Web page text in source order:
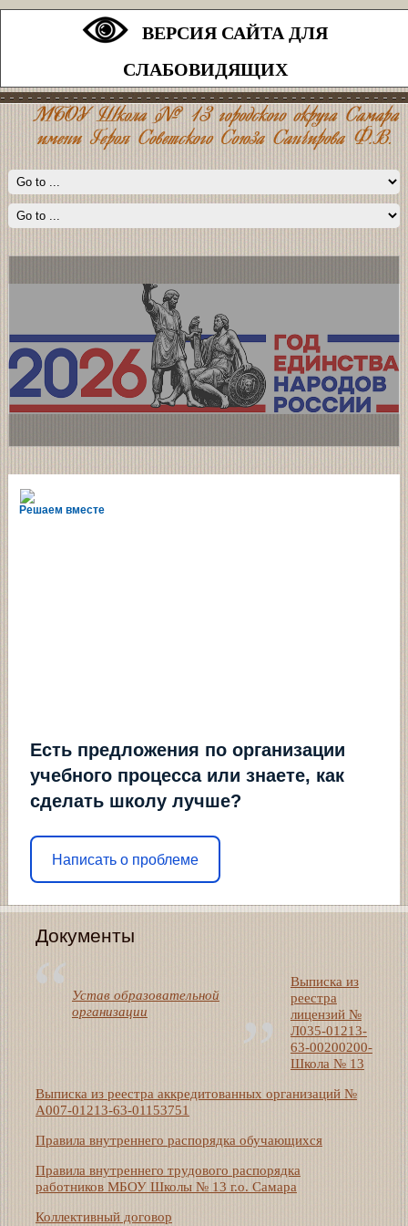
ВЕРСИЯ САЙТА ДЛЯ
СЛАБОВИДЯЩИХ
Решаем вместе
Есть предложения по организации
учебного процесса или знаете, как
сделать школу лучше?
Написать о проблеме
Документы
Устав образовательной
организации
Выписка из
реестра
лицензий №
Л035-01213-
63-00200200-
Школа № 13
Выписка из реестра аккредитованных организаций №
А007-01213-63-01153751
Правила внутреннего распорядка обучающихся
Правила внутреннего трудового распорядка
работников МБОУ Школы № 13 г.о. Самара
Коллективный договор